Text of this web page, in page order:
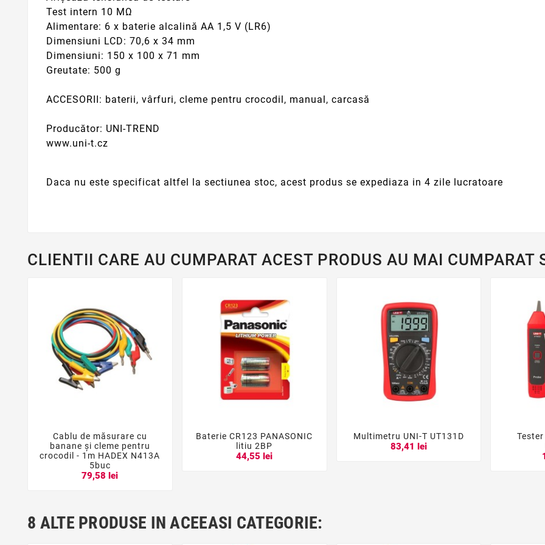
Test intern 10 MΩ
Alimentare: 6 x baterie alcalină AA 1,5 V (LR6)
Dimensiuni LCD: 70,6 x 34 mm
Dimensiuni: 150 x 100 x 71 mm
Greutate: 500 g
ACCESORII: baterii, vârfuri, cleme pentru crocodil, manual, carcasă
Producător: UNI-TREND
www.uni-t.cz
Daca nu este specificat altfel la sectiunea stoc, acest produs se expediaza in 4 zile lucratoare
CLIENTII CARE AU CUMPARAT ACEST PRODUS AU MAI CUMPARAT
  
Cablu de măsurare cu
banane și cleme pentru
crocodil - 1m HADEX N413A
5buc
79,58 lei

Baterie CR123 PANASONIC
litiu 2BP
44,55 lei

Multimetru UNI-T UT131D
83,41 lei
8 ALTE PRODUSE IN ACEEASI CATEGORIE: